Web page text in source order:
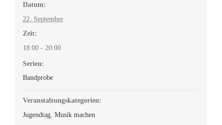
Datum:
22. September
Zeit:
18:00 - 20:00
Serien:
Bandprobe
Veranstaltungskategorien:
Jugendtag, Musik machen